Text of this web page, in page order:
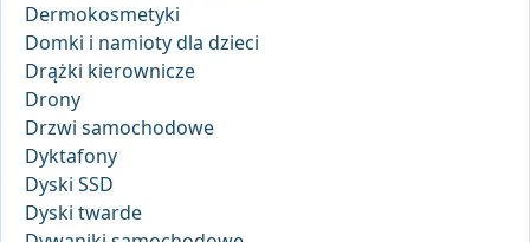
Dermokosmetyki
Domki i namioty dla dzieci
Drążki kierownicze
Drony
Drzwi samochodowe
Dyktafony
Dyski SSD
Dyski twarde